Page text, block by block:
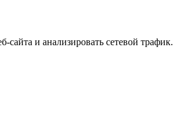
и анализировать сетевой трафик.